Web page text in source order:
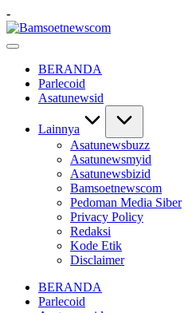
Skip
to
content
-
Bamsoetnewscom
Berita
MobilitasBERANDA
Parlecoid
Asatunewsid
Lainnya
Asatunewsbuzz
Asatunewsmyid
Asatunewsbizid
Bamsoetnewscom
Pedoman Media Siber
Privacy Policy
Redaksi
Kode Etik
Disclaimer
BERANDA
Parlecoid